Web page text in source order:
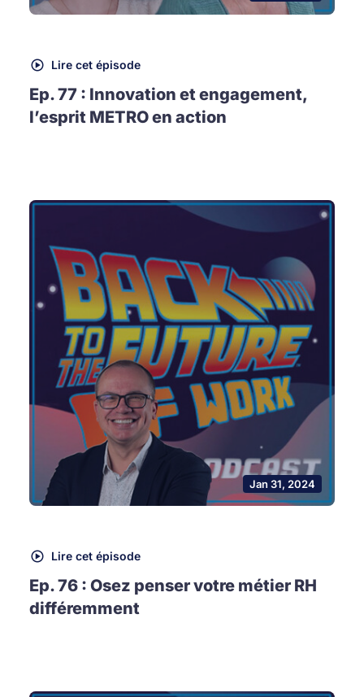
Lire cet épisode
Ep. 77 : Innovation et engagement,
l’esprit METRO en action
Jan 31, 2024
Lire cet épisode
Ep. 76 : Osez penser votre métier RH
différemment